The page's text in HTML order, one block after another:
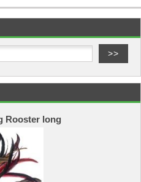
Rooster long